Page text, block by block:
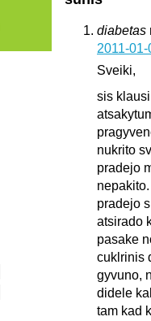
diabetas
2011-
Sveiki,
sis
nukrito
pradejo
pradejo
atsirado
pasake
cuklrinis
gyvuno,
didele
tam kad